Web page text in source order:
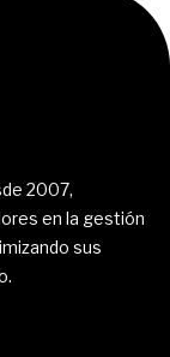
2007,
en la gestión
sus